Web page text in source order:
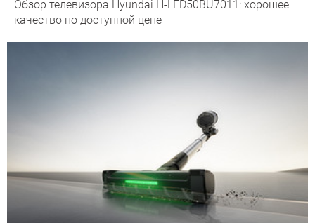
Обзор телевизора Hyundai H-LED50BU7011: хорошее
качество по доступной цене